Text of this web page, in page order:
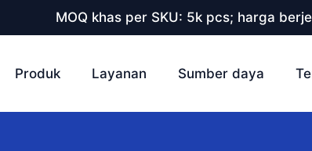
MOQ khas per SKU: 5k pcs; harga
Produk Layanan Sumber daya